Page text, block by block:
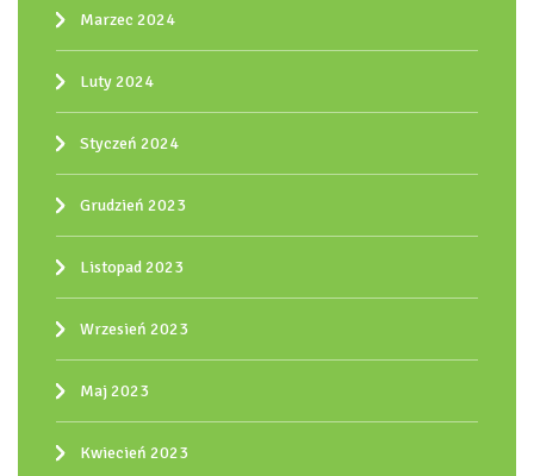
Marzec 2024
Luty 2024
Styczeń 2024
Grudzień 2023
Listopad 2023
Wrzesień 2023
Maj 2023
Kwiecień 2023